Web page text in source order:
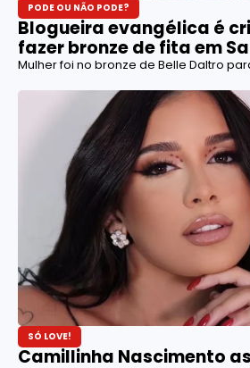
PODE OU NÃO PODE?
Blogueira evangélica é
fazer bronze de fita em
Mulher foi no bronze de Belle Daltro
SÓ LOVE!
Camillinha Nascimento